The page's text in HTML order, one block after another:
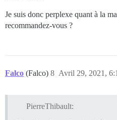
Je suis donc perplexe quant à la
recommandez-vous ?
Falco (Falco) Avril 29, 2021,
8
PierreThibault: